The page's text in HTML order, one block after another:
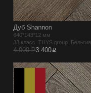
Дуб Shannon
640*143*12 мм
33 класс, THYS group Бельгия
4 000 Р3 400p